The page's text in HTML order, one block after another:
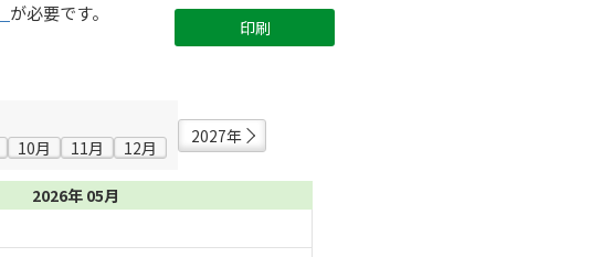
が必要です。
印刷
10月 11月 12月
2027年
2026年 05月